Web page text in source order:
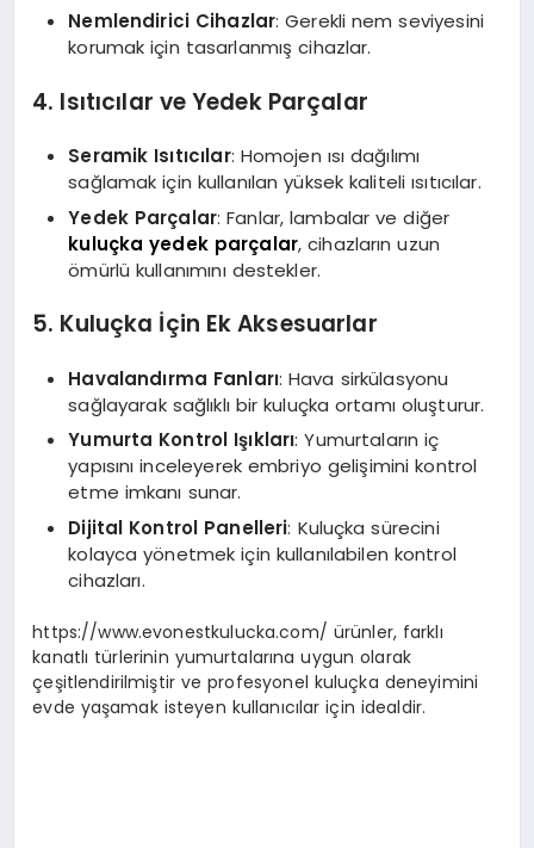
Nemlendirici Cihazlar: Gerekli nem seviyesini
korumak için tasarlanmış cihazlar.
4. Isıtıcılar ve Yedek Parçalar
Seramik Isıtıcılar: Homojen ısı dağılımı
sağlamak için kullanılan yüksek kaliteli ısıtıcılar.
Yedek Parçalar: Fanlar, lambalar ve diğer
kuluçka yedek parçalar, cihazların uzun
ömürlü kullanımını destekler.
5. Kuluçka İçin Ek Aksesuarlar
Havalandırma Fanları: Hava sirkülasyonu
sağlayarak sağlıklı bir kuluçka ortamı oluşturur.
Yumurta Kontrol Işıkları: Yumurtaların iç
yapısını inceleyerek embriyo gelişimini kontrol
etme imkanı sunar.
Dijital Kontrol Panelleri: Kuluçka sürecini
kolayca yönetmek için kullanılabilen kontrol
cihazları.
https://www.evonestkulucka.com/ ürünler, farklı
kanatlı türlerinin yumurtalarına uygun olarak
çeşitlendirilmiştir ve profesyonel kuluçka deneyimini
evde yaşamak isteyen kullanıcılar için idealdir.